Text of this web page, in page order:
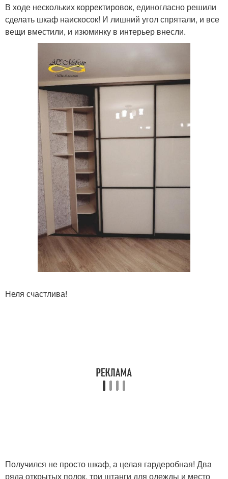
В ходе нескольких корректировок, единогласно решили
сделать шкаф наискосок! И лишний угол спрятали, и все
вещи вместили, и изюминку в интерьер внесли.
Неля счастлива!
Получился не просто шкаф, а целая гардеробная! Два
ряда открытых полок, три штанги для одежды и место